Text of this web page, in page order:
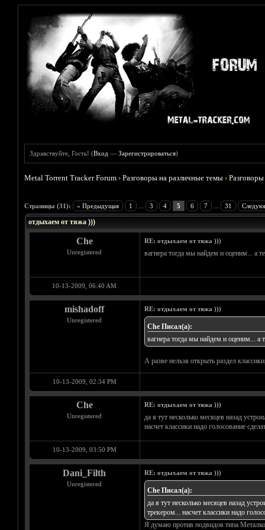
Здравствуйте, Гость! (Вход —Зарегистрироваться)
Metal Torrent Tracker Forum ›Разговоры на различные темы ›
Страницы (31): « Предыдущая 1 3 4 5 6 7 31
Голосов: 5 - Средняя оценка: 4.6
1
2
3
4
5
отдыхаем от тяжа )))
Che
Unregistered
RE: отдыхаем от тяжа )))
вагнера тогда мы найдем и оценим... а
10-13-2009, 06:40 AM
mishadoff
Unregistered
RE: отдыхаем от тяжа )))
Che Писал(а):
вагнера тогда мы найдем и оценим... а
А разве нельзя открыть раздел
10-13-2009, 02:34 PM
Che
Unregistered
RE: отдыхаем от тяжа )))
да я тут несколько месяцев назад
насчет классики надо голосование
10-13-2009, 03:50 PM
Dani_Filth
Unregistered
RE: отдыхаем от тяжа )))
Che Писал(а):
да я тут несколько месяцев назад
трекером... насчет классики надо
Я думаю против подвидов типа